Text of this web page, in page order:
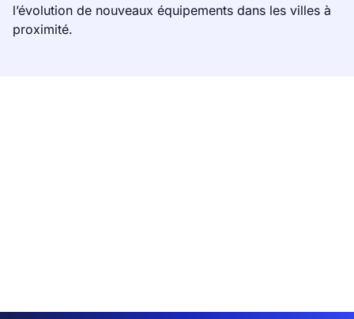
l’évolution de nouveaux équipements dans les villes à
proximité.